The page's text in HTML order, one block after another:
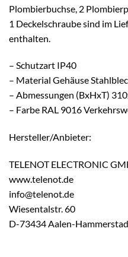
Plombierbuchse, 2
1 Deckelschraube sind im
enthalten.
– Schutzart IP40
– Material Gehäuse
– Abmessungen (BxHxT)
– Farbe RAL 9016
Hersteller/Anbieter:
TELENOT ELECTRONIC
www.telenot.de
info@telenot.de
Wiesentalstr. 60
D-73434 Aalen-